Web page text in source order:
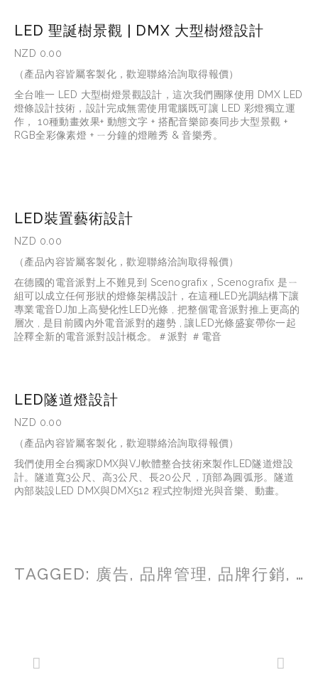
LED 聖誕樹景觀 | DMX 大型樹燈設計
NZD 0.00
（產品內容皆屬客製化，歡迎聯絡洽詢取得報價）
全台唯一 LED 大型樹燈景觀設計，這次我們團隊使用 DMX LED
燈條設計技術，設計完成無需使用電腦既可讓 LED 彩燈獨立運
作， 10種動畫效果+ 動態文字 + 搭配音樂節奏同步大型景觀 +
RGB全彩像素燈 + ㄧ分鐘的燈雕秀 & 音樂秀。
LED裝置藝術設計
NZD 0.00
（產品內容皆屬客製化，歡迎聯絡洽詢取得報價）
在德國的電音派對上不難見到 Scenografix，Scenografix 是ㄧ
組可以成立任何形狀的燈條架構設計，在這種LED光調結構下讓
專業電音DJ加上高變化性LED光條 , 把整個電音派對推上更高的
層次 , 是目前國內外電音派對的趨勢 , 讓LED光條盛宴帶你一起
詮釋全新的電音派對設計概念。＃派對 ＃電音
LED隧道燈設計
NZD 0.00
（產品內容皆屬客製化，歡迎聯絡洽詢取得報價）
我們使用全台獨家DMX與VJ軟體整合技術來製作LED隧道燈設
計。隧道寬3公尺、高3公尺、長20公尺，頂部為圓弧形。隧道
內部裝設LED DMX與DMX512 程式控制燈光與音樂、動畫。
TAGGED: 廣告, 品牌管理, 品牌行銷, 企